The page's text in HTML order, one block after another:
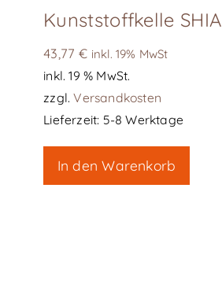
43,77€ inkl. 19% MwSt
inkl. 19 % MwSt.
zzgl.Versandkosten
Lieferzeit: 5-8 Werktage
In den Warenkorb